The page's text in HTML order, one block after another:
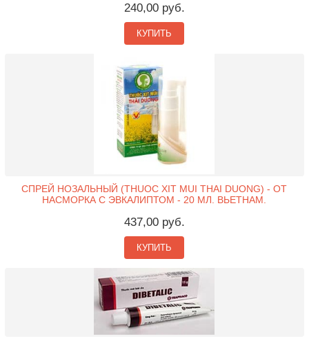
240,00 руб.
КУПИТЬ
СПРЕЙ НОЗАЛЬНЫЙ (THUOC XIT MUI THAI DUONG) - ОТ
НАСМОРКА С ЭВКАЛИПТОМ - 20 МЛ. ВЬЕТНАМ.
437,00 руб.
КУПИТЬ